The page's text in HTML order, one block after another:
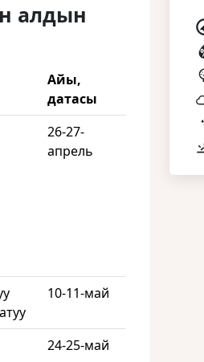
алдын
Айы,
датасы
26-27-
апрель
10-11-май
24-25-май